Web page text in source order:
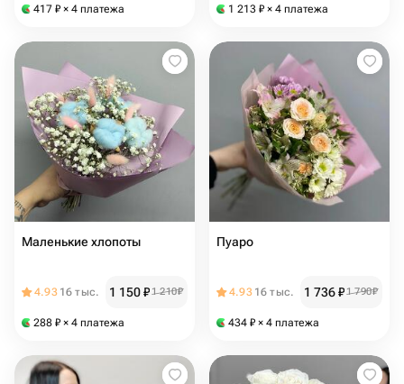
417 ₽ × 4 платежа 1 213 ₽ × 4 платежа
Маленькие хлопоты
4.93 16 тыс. 1 150₽1 210₽
288 ₽ × 4 платежа
Пуаро
4.93 16 тыс. 1 736₽1 790₽
434 ₽ × 4 платежа